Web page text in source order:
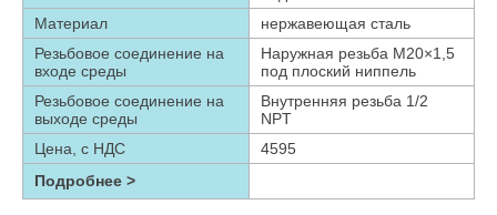
Материал
нержавеющая сталь
Резьбовое соединение на
входе среды
Наружная резьба М20×1,5
под плоский ниппель
Резьбовое соединение на
выходе среды
Внутренняя резьба 1/2
NPT
Цена, с НДС
4595
Подробнее >